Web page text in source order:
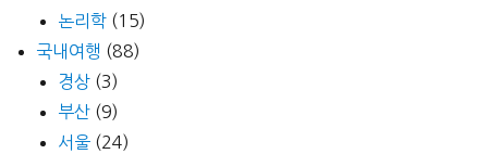
논리학 (15)
국내여행 (88)
경상 (3)
부산 (9)
서울 (24)